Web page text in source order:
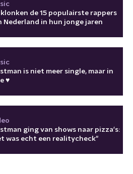
de 15 populairste rappers
Nederland in hun jonge jaren
is niet meer single, maar in
♥
ging van shows naar pizza's:
was echt een realitycheck"